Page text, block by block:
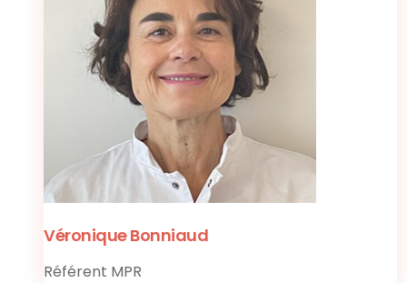
Véronique Bonniaud
Référent MPR